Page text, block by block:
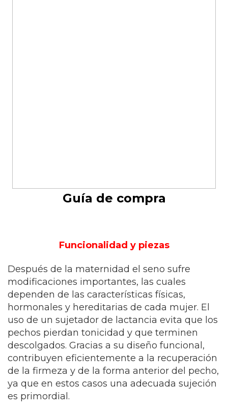
Guía de compra
Funcionalidad y piezas
Después de la maternidad el seno sufre
modificaciones importantes, las cuales
dependen de las características físicas,
hormonales y hereditarias de cada mujer. El
uso de un sujetador de lactancia evita que los
pechos pierdan tonicidad y que terminen
descolgados. Gracias a su diseño funcional,
contribuyen eficientemente a la recuperación
de la firmeza y de la forma anterior del pecho,
ya que en estos casos una adecuada sujeción
es primordial.